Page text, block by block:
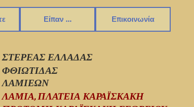
Είπαν ... Επικοινωνία
ΣΤΕΡΕΑΣ ΕΛΛΑΔΑΣ
ΦΘΙΩΤΙΔΑΣ
ΛΑΜΙΕΩΝ
ΛΑΜΙΑ, ΠΛΑΤΕΙΑ ΚΑΡΑΪΣΚΑΚΗ